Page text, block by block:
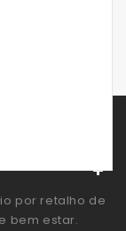
por retalho de
bem estar.